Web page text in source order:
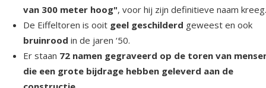
van 300 meter hoog", voor hij zijn definitieve naam kreeg.
De Eiffeltoren is ooit geel geschilderd geweest en ook
bruinrood in de jaren ‘50.
Er staan 72 namen gegraveerd op de toren van
die een grote bijdrage hebben geleverd aan de